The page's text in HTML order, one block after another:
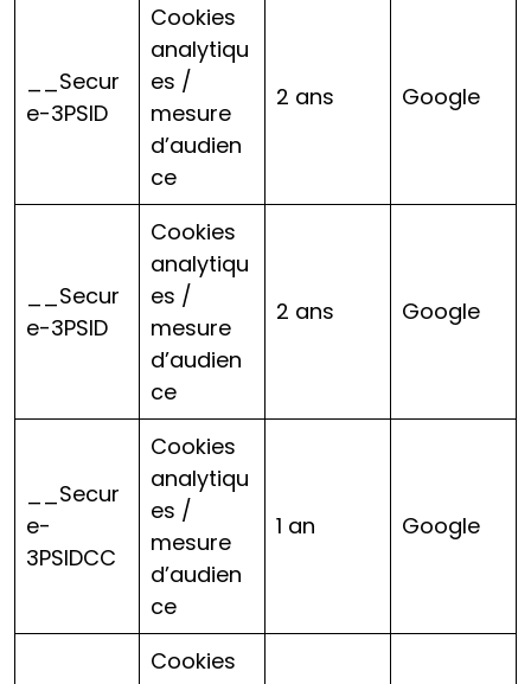
__Secur
e-3PSID
Cookies
analytiqu
es /
mesure
d’audien
ce
2 ans Google
__Secur
e-3PSID
Cookies
analytiqu
es /
mesure
d’audien
ce
2 ans Google
__Secur
e-
3PSIDCC
Cookies
analytiqu
es /
mesure
d’audien
ce
1 an Google
Cookies